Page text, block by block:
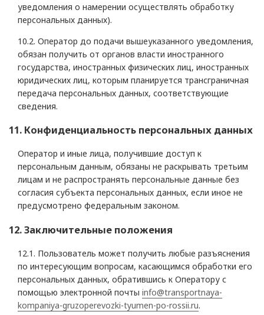
уведомления о намерении осуществлять обработку
персональных данных).
10.2. Оператор до подачи вышеуказанного уведомления,
обязан получить от органов власти иностранного
государства, иностранных физических лиц, иностранных
юридических лиц, которым планируется трансграничная
передача персональных данных, соответствующие
сведения.
11. Конфиденциальность персональных данных
Оператор и иные лица, получившие доступ к
персональным данным, обязаны не раскрывать третьим
лицам и не распространять персональные данные без
согласия субъекта персональных данных, если иное не
предусмотрено федеральным законом.
12. Заключительные положения
12.1. Пользователь может получить любые разъяснения
по интересующим вопросам, касающимся обработки его
персональных данных, обратившись к Оператору с
помощью электронной почты info@transportnaya-
kompaniya-gruzoperevozki-tyumen-po-rossii.ru.